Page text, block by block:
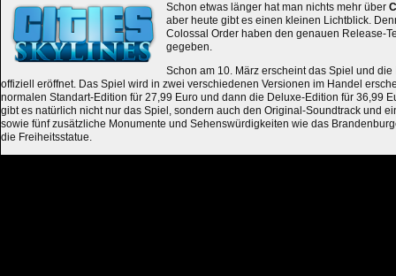
Schon etwas länger hat man nichts mehr über
aber heute gibt es einen kleinen Lichtblick.
Colossal Order haben den genauen Release-
gegeben.
Schon am 10. März erscheint das Spiel und
offiziell eröffnet. Das Spiel wird in zwei verschiedenen Versionen im Handel
normalen Standart-Edition für 27,99 Euro und dann die Deluxe-Edition für 36,99
gibt es natürlich nicht nur das Spiel, sondern auch den Original-Soundtrack und
sowie fünf zusätzliche Monumente und Sehenswürdigkeiten wie das
die Freiheitsstatue.